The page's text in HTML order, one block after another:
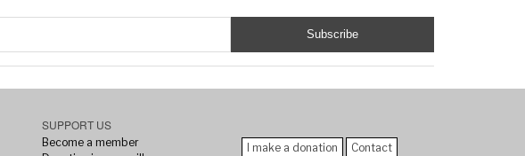
SUPPORT US
Become a member
I make a donation Contact